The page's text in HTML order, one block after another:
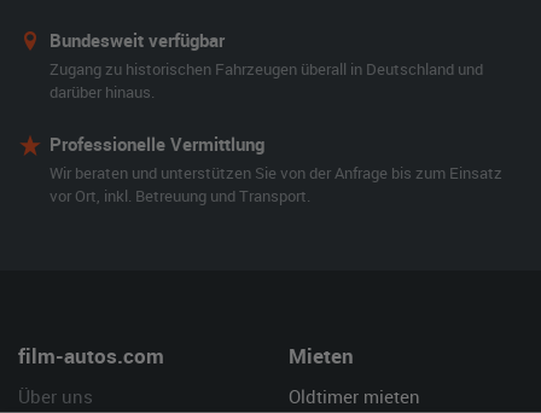
Bundesweit verfügbar
Zugang zu historischen Fahrzeugen überall in Deutschland und
darüber hinaus.
Professionelle Vermittlung
Wir beraten und unterstützen Sie von der Anfrage bis zum Einsatz
vor Ort, inkl. Betreuung und Transport.
film-autos.com
Über uns
Mieten
Oldtimer mieten